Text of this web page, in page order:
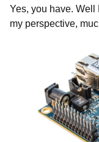
Yes, you have. Well
my perspective,